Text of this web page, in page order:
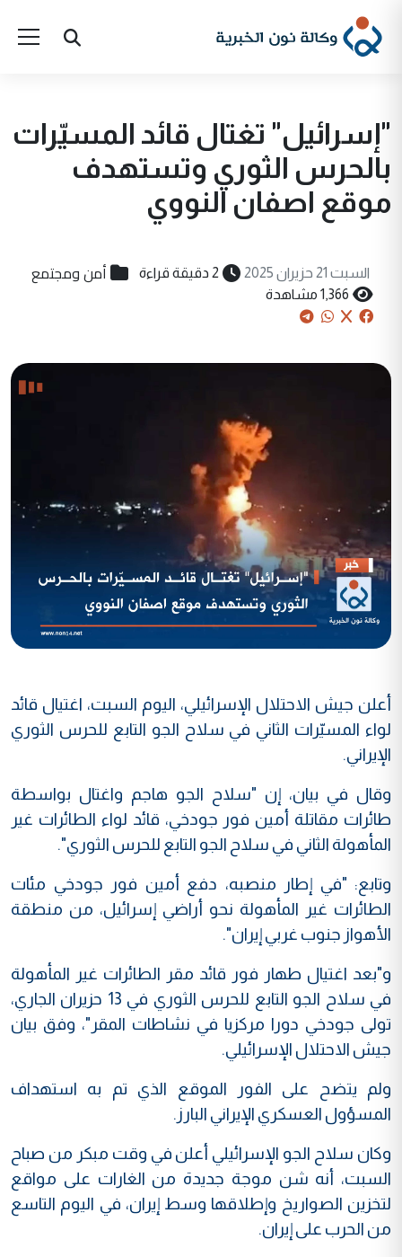
"إسرائيل" تغتال قائد المسيّرات
بالحرس الثوري وتستهدف
موقع اصفان النووي
السبت 21 حزيران 2025 2 دقيقة قراءة أمن ومجتمع
1,366 مشاهدة
أعلن جيش الاحتلال الإسرائيلي، اليوم السبت، اغتيال قائد
لواء المسيّرات الثاني في سلاح الجو التابع للحرس الثوري
الإيراني.
وقال في بيان، إن "سلاح الجو هاجم واغتال بواسطة
طائرات مقاتلة أمين فور جودخي، قائد لواء الطائرات غير
المأهولة الثاني في سلاح الجو التابع للحرس الثوري".
وتابع: "في إطار منصبه، دفع أمين فور جودخي مئات
الطائرات غير المأهولة نحو أراضي إسرائيل، من منطقة
الأهواز جنوب غربي إيران".
و"بعد اغتيال طهار فور قائد مقر الطائرات غير المأهولة
في سلاح الجو التابع للحرس الثوري في 13 حزيران الجاري،
تولى جودخي دورا مركزيا في نشاطات المقر"، وفق بيان
جيش الاحتلال الإسرائيلي.
ولم يتضح على الفور الموقع الذي تم به استهداف
المسؤول العسكري الإيراني البارز.
وكان سلاح الجو الإسرائيلي أعلن في وقت مبكر من صباح
السبت، أنه شن موجة جديدة من الغارات على مواقع
لتخزين الصواريخ وإطلاقها وسط إيران، في اليوم التاسع
من الحرب على إيران.